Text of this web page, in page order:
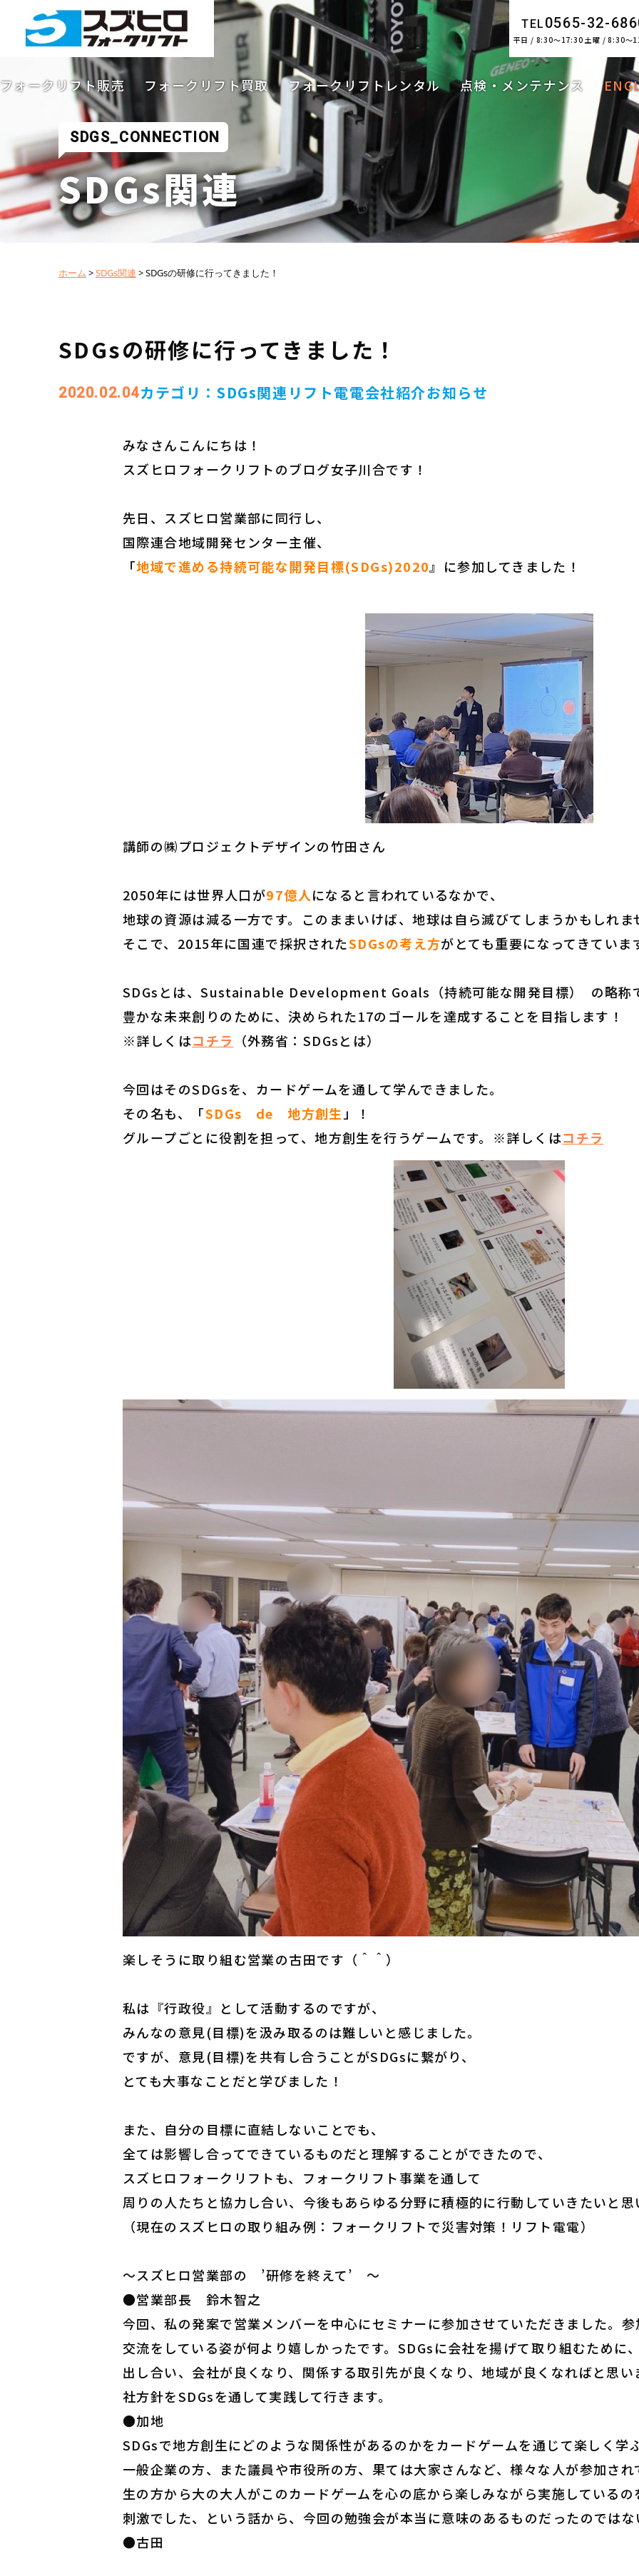
TEL 0565-32-
平日 / 8:30～17:30 土曜 / 8:30～
フォークリフト販売 フォークリフト買取 フォークリフトレンタル 点検・メンテナンス
SDGS_CONNECTION
SDGs関連
ホーム >SDGs関連 >SDGsの研修に行ってきました！
SDGsの研修に行ってきました！
2020.02.04カテゴリ： SDGs関連 リフト電電会社紹介お知らせ
みなさんこんにちは！
スズヒロフォークリフトのブログ女子川合です！
先日、スズヒロ営業部に同行し、
国際連合地域開発センター主催、
「地域で進める持続可能な開発目標(SDGs)2020』 に参加してきました！
講師の㈱プロジェクトデザインの竹田さん
2050年には世界人口が97億人になると言われているなかで、
地球の資源は減る一方です。このままいけば、地球は自ら滅びてしまうかもしれま
そこで、 2015年に国連で採択されたSDGsの考え方がとても重要になってきていま
SDGsとは、Sustainable Development Goals（持続可能な開発目標） の略称
豊かな未来創りのために、決められた17のゴールを達成することを目指します！
※詳しくはコチラ （外務省：SDGsとは）
今回はそのSDGsを、カードゲームを通して学んできました。
その名も、「SDGs de 地方創生 」！
グループごとに役割を担って、地方創生を行うゲームです。※詳しくはコチラ
楽しそうに取り組む営業の古田です（＾＾）
私は『行政役』として活動するのですが、
みんなの意見(目標)を汲み取るのは難しいと感じました。
ですが、意見(目標)を共有し合うことがSDGsに繋がり、
とても大事なことだと学びました！
また、自分の目標に直結しないことでも、
全ては影響し合ってできているものだと理解することができたので、
スズヒロフォークリフトも、フォークリフト事業を通して
周りの人たちと協力し合い、今後もあらゆる分野に積極的に行動していきたいと
（現在のスズヒロの取り組み例：フォークリフトで災害対策！リフト電電）
～スズヒロ営業部の ’研修を終えて’ ～
●営業部長 鈴木智之
今回、私の発案で営業メンバーを中心にセミナーに参加させていただきま した。
交流をしている姿が何より嬉しか ったです。SDGsに会社を揚げて取り組むために
出し合い、会社が良くなり、 関係する取引先が良くなり、地域が良くなればと思い
社方針をSDGsを通して実践して行きます。
●加地
SDGsで地方創生にどのような関係性があるのかをカードゲームを通じて楽しく学
一般企業の方、
また議員や市役所の方、果ては大家さんなど、様々な人が参加さ
生の方から大の大人がこのカードゲームを心の底から楽しみながら実施している
刺激でした、
という話から、 今回の勉強会が本当に意味のあるものだったのでは
●古田